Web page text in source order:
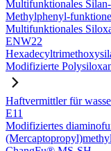
Multifunktionales
Methylphenyl-
Multifunktionales
ENW22
Modifizierte
Haftvermittler für
E11
Modifiziertes